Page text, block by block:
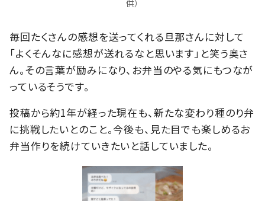
供）
毎回たくさんの感想を送ってくれる旦那さんに対して
「よくそんなに感想が送れるなと思います」と笑う奥さ
ん。その言葉が励みになり、お弁当のやる気にもつなが
っているそうです。
投稿から約1年が経った現在も、新たな変わり種のり弁
に挑戦したいとのこと。今後も、見た目でも楽しめるお
弁当作りを続けていきたいと話していました。